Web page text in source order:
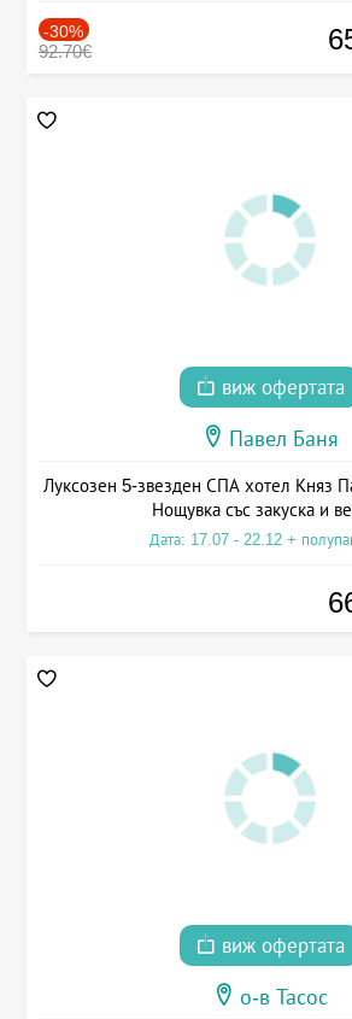
-30%
92.70€
виж офертата
Павел Баня
Луксозен 5-звезден СПА хотел Княз
Нощувка със закуска и
Дата: 17.07 - 22.12 +
виж офертата
о-в Тасос